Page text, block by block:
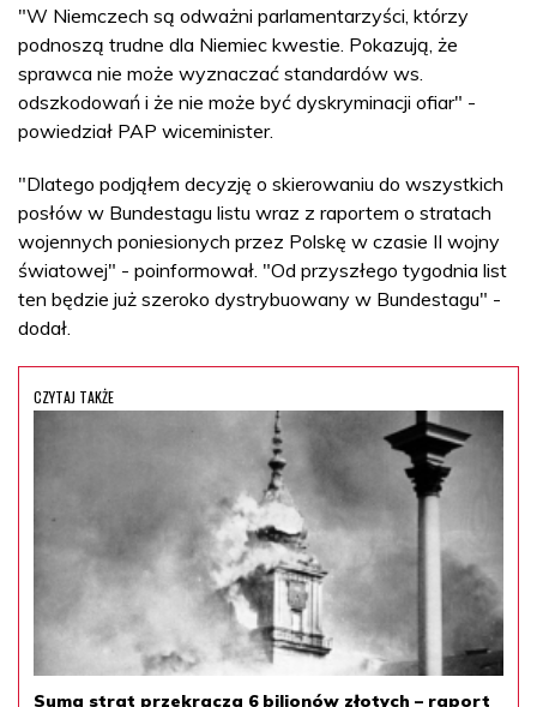
"W Niemczech są odważni parlamentarzyści, którzy
podnoszą trudne dla Niemiec kwestie. Pokazują, że
sprawca nie może wyznaczać standardów ws.
odszkodowań i że nie może być dyskryminacji ofiar" -
powiedział PAP wiceminister.
"Dlatego podjąłem decyzję o skierowaniu do wszystkich
posłów w Bundestagu listu wraz z raportem o stratach
wojennych poniesionych przez Polskę w czasie II wojny
światowej" - poinformował. "Od przyszłego tygodnia list
ten będzie już szeroko dystrybuowany w Bundestagu" -
dodał.
CZYTAJ TAKŻE
Suma strat przekracza 6 bilionów złotych – raport